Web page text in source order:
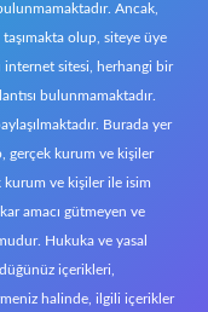
Ancak,
olup, siteye üye
internet sitesi, herhangi bir
bulunmamaktadır.
Burada yer
gerçek kurum ve kişiler
kurum ve kişiler ile isim
amacı gütmeyen ve
Hukuka ve yasal
içerikleri,
halinde, ilgili içerikler